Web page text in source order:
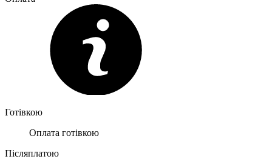
Готівкою
Оплата готівкою
Післяплатою